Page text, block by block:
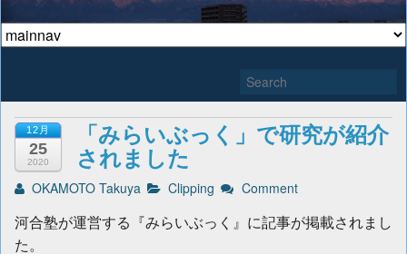
LINK
12月
25
2020
「みらいぶっく」で研究が紹介
されました
OKAMOTO Takuya Clipping Comment
河合塾が運営する『みらいぶっく』に記事が掲載されまし
た。